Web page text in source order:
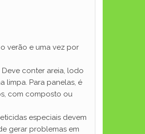
verão e uma vez por
conter areia, lodo
limpa. Para panelas, é
com composto ou
especiais devem
gerar problemas em